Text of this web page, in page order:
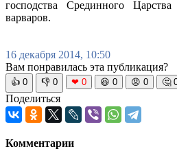
господства Срединного
варваров.
16 декабря 2014, 10:50
Вам понравилась эта публикация?
👍 0 👎 0 ❤ 0 😆 0 😡 0 🤔
Поделиться
Комментарии